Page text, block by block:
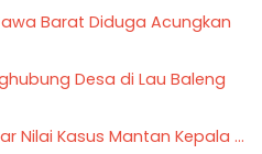
Barat Diduga Acungkan
Desa di Lau Baleng
Nilai Kasus Mantan Kepala ...